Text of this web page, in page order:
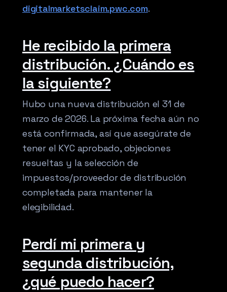
digitalmarketsclaim.pwc.com.
He recibido la primera
distribución. ¿Cuándo es
la siguiente?
Hubo una nueva distribución el 31 de
marzo de 2026. La próxima fecha aún no
está confirmada, así que asegúrate de
tener el KYC aprobado, objeciones
resueltas y la selección de
impuestos/proveedor de distribución
completada para mantener la
elegibilidad.
Perdí mi primera y
segunda distribución,
¿qué puedo hacer?